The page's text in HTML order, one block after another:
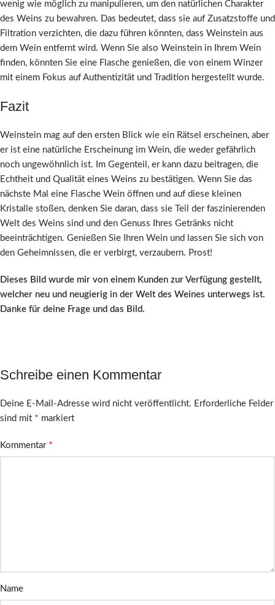
wenig wie möglich zu manipulieren, um den natürlichen Charakter
des Weins zu bewahren. Das bedeutet, dass sie auf Zusatzstoffe und
Filtration verzichten, die dazu führen könnten, dass Weinstein aus
dem Wein entfernt wird. Wenn Sie also Weinstein in Ihrem Wein
finden, könnten Sie eine Flasche genießen, die von einem Winzer
mit einem Fokus auf Authentizität und Tradition hergestellt wurde.
Fazit
Weinstein mag auf den ersten Blick wie ein Rätsel erscheinen, aber
er ist eine natürliche Erscheinung im Wein, die weder gefährlich
noch ungewöhnlich ist. Im Gegenteil, er kann dazu beitragen, die
Echtheit und Qualität eines Weins zu bestätigen. Wenn Sie das
nächste Mal eine Flasche Wein öffnen und auf diese kleinen
Kristalle stoßen, denken Sie daran, dass sie Teil der faszinierenden
Welt des Weins sind und den Genuss Ihres Getränks nicht
beeinträchtigen. Genießen Sie Ihren Wein und lassen Sie sich von
den Geheimnissen, die er verbirgt, verzaubern. Prost!
Dieses Bild wurde mir von einem Kunden zur Verfügung gestellt,
welcher neu und neugierig in der Welt des Weines unterwegs ist.
Danke für deine Frage und das Bild.
Schreibe einen Kommentar
Deine E-Mail-Adresse wird nicht veröffentlicht. Erforderliche Felder
sind mit * markiert
Kommentar *
Name